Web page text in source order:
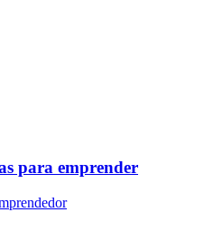
para emprender